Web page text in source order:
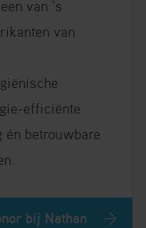
van ‘s
van
efficiënte
betrouwbare
bij Nathan